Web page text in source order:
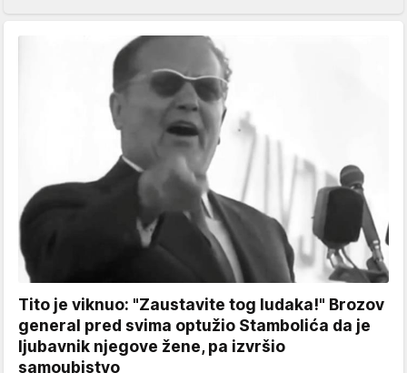
Tito je viknuo: "Zaustavite tog ludaka!" Brozov
general pred svima optužio Stambolića da je
ljubavnik njegove žene, pa izvršio
samoubistvo